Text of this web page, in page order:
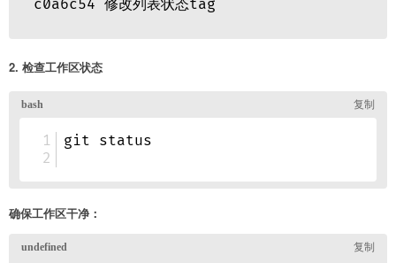
2. 检查工作区状态
确保工作区干净：